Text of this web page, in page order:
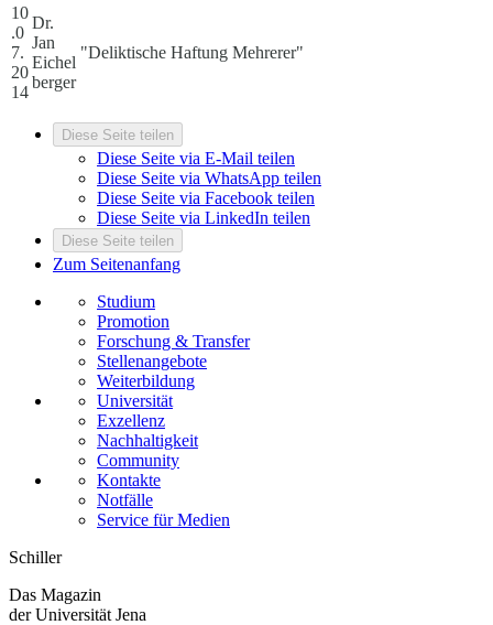
10
.0
7.
20
14
Dr.
Jan
Eichel
berger
"Deliktische Haftung Mehrerer"
Diese Seite teilen
Diese Seite via E-Mail teilen
Diese Seite via WhatsApp teilen
Diese Seite via Facebook teilen
Diese Seite via LinkedIn teilen
Diese Seite teilen
Zum Seitenanfang
Studium
Promotion
Forschung & Transfer
Stellenangebote
Weiterbildung
Universität
Exzellenz
Nachhaltigkeit
Community
Kontakte
Notfälle
Service für Medien
Schiller
Das Magazin
der Universität Jena